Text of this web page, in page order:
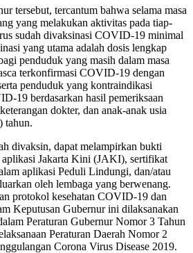
tersebut, tercantum bahwa selama masa
yang melakukan aktivitas pada tiap-
sudah divaksinasi COVID-19 minimal
yang utama adalah dosis lengkap
penduduk yang masih dalam masa
terkonfirmasi COVID-19 dengan
penduduk yang kontraindikasi
19 berdasarkan hasil pemeriksaan
dokter, dan anak-anak usia
tahun.
divaksin, dapat melampirkan bukti
aplikasi Jakarta Kini (JAKI), sertifikat
aplikasi Peduli Lindungi, dan/atau
oleh lembaga yang berwenang.
protokol kesehatan COVID-19 dan
Keputusan Gubernur ini dilaksanakan
Peraturan Gubernur Nomor 3 Tahun
Peraturan Daerah Nomor 2
Corona Virus Disease 2019.